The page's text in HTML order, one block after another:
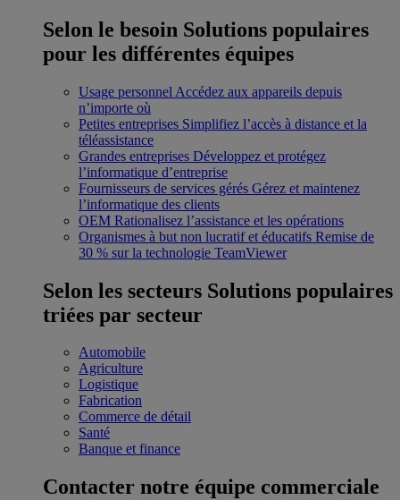
Selon le besoin Solutions populaires
pour les différentes équipes
Usage personnel Accédez aux appareils depuis
n’importe où
Petites entreprises Simplifiez l’accès à distance et la
téléassistance
Grandes entreprises Développez et protégez
l’informatique d’entreprise
Fournisseurs de services gérés Gérez et maintenez
l’informatique des clients
OEM Rationalisez l’assistance et les opérations
Organismes à but non lucratif et éducatifs Remise de
30 % sur la technologie TeamViewer
Selon les secteurs Solutions populaires
triées par secteur
Automobile
Agriculture
Logistique
Fabrication
Commerce de détail
Santé
Banque et finance
Contacter notre équipe commerciale